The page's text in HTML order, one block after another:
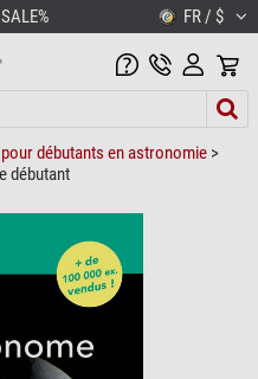
FR / $
débutants en astronomie >
débutant